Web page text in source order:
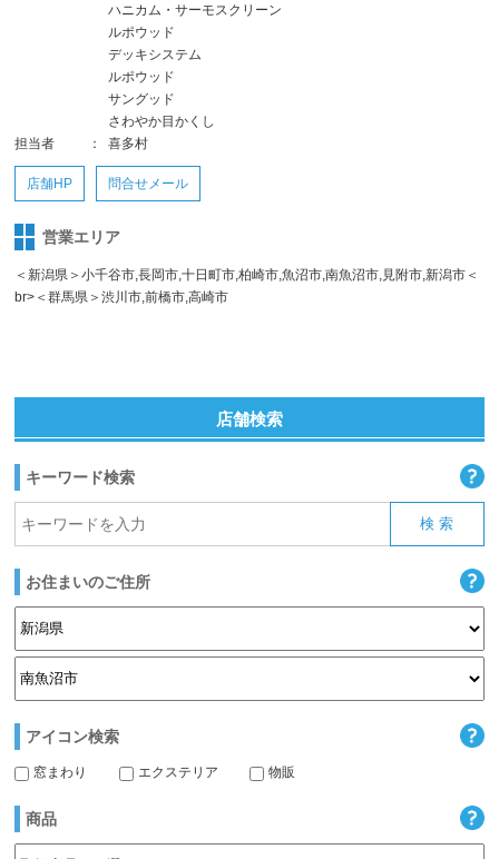
ハニカム・サーモスクリーン
ルポウッド
デッキシステム
ルポウッド
サングッド
さわやか目かくし
担当者
： 喜多村
店舗HP 問合せメール
営業エリア
＜新潟県＞小千谷市,長岡市,十日町市,柏崎市,魚沼市,南魚沼市,見附市,新潟市＜
br>＜群馬県＞渋川市,前橋市,高崎市
店舗検索
キーワード検索
お住まいのご住所
アイコン検索
窓まわり エクステリア 物販
商品